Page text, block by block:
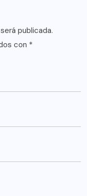
publicada.
con *